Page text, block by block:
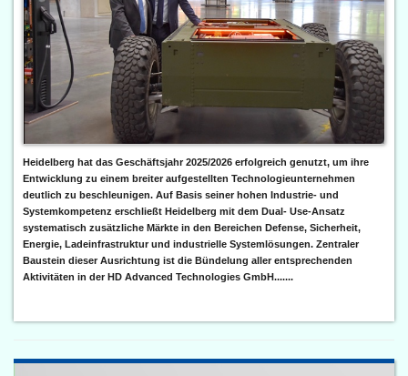
Heidelberg hat das Geschäftsjahr 2025/2026 erfolgreich genutzt, um ihre
Entwicklung zu einem breiter aufgestellten Technologieunternehmen
deutlich zu beschleunigen. Auf Basis seiner hohen Industrie- und
Systemkompetenz erschließt Heidelberg mit dem Dual- Use-Ansatz
systematisch zusätzliche Märkte in den Bereichen Defense, Sicherheit,
Energie, Ladeinfrastruktur und industrielle Systemlösungen. Zentraler
Baustein dieser Ausrichtung ist die Bündelung aller entsprechenden
Aktivitäten in der HD Advanced Technologies GmbH.......